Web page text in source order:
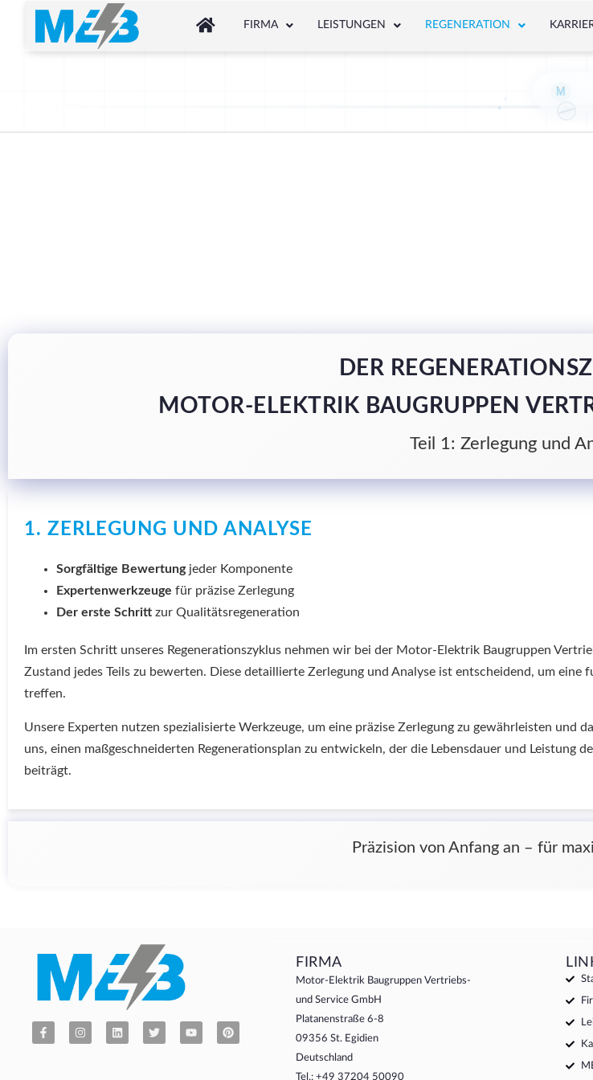
FIRMA LEISTUNGEN REGENERATION
DER
MOTOR-ELEKTRIK BAUGRUPPEN
Teil 1: Zerlegung und
1. ZERLEGUNG UND ANALYSE
Sorgfältige Bewertungjeder Komponente
Expertenwerkzeuge für präzise Zerlegung
Der erste Schritt zur Qualitätsregeneration
Im ersten Schritt unseres Regenerationszyklus nehmen wir bei der Motor-Elektrik Baugruppen
Zustand jedes Teils zu bewerten. Diese detaillierte Zerlegung und Analyse ist entscheidend, um
treffen.
Unsere Experten nutzen spezialisierte Werkzeuge, um eine präzise Zerlegung zu gewährleisten und
uns, einen maßgeschneiderten Regenerationsplan zu entwickeln, der die Lebensdauer und
beiträgt.
Präzision von Anfang an – für
FIRMA
Motor-Elektrik Baugruppen Vertriebs-
und Service GmbH
Platanenstraße 6-8
09356 St. Egidien
Deutschland
Tel.: +49 37204 50090